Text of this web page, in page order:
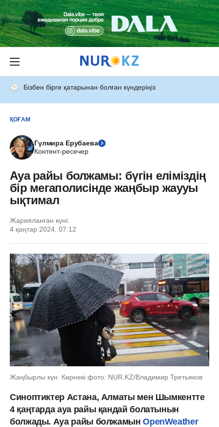
Бізбен бірге қатарынан болған күндеріңіз
ҚОҒАМ
Гүлмира Ерубаева
Контент-ресечер
Ауа райы болжамы: бүгін еліміздің
бір мегаполисінде жаңбыр жаууы
ықтимал
Жарияланған күні:
4 қаңтар 2024, 07:12
Жаңбырлы күн. Көрнекі фото: NUR.KZ/Владимир Третьяков
Синоптиктер Астана, Алматы мен Шымкентте
4 қаңтарда ауа райы қандай болатынын
болжады. Ауа райы болжамынOpenWeather